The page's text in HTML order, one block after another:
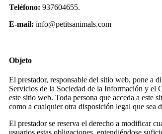
Teléfono: 937604655.
E-mail: info@petitsanimals.com
Objeto
El prestador, responsable del sitio web, pone a
Servicios de la Sociedad de la Información y el
este sitio web. Toda persona que acceda a este
como a cualquier otra disposición legal que sea
El prestador se reserva el derecho a modificar